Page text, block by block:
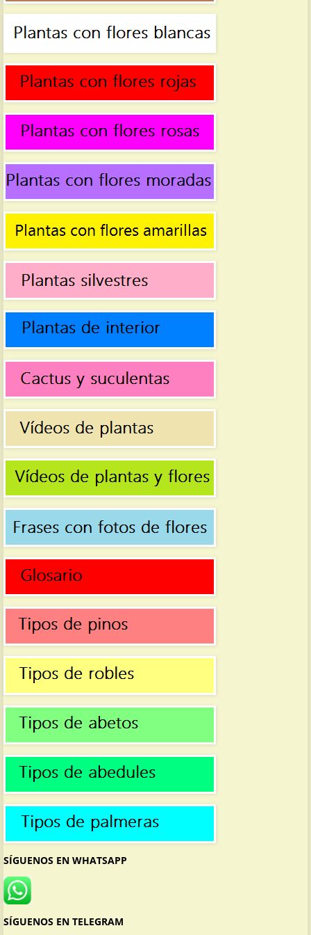
SÍGUENOS EN WHATSAPP
SÍGUENOS EN TELEGRAM